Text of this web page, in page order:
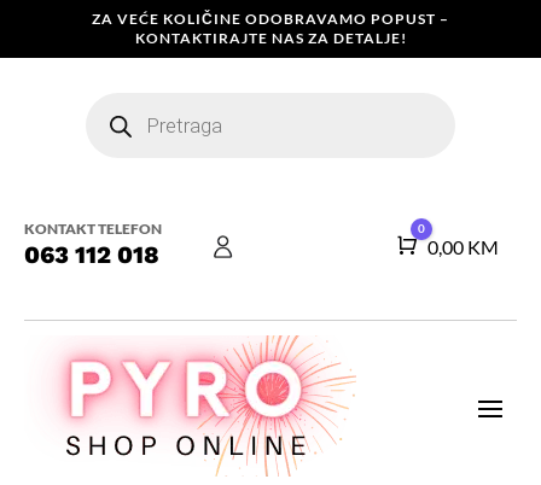
ZA VEĆE KOLIČINE ODOBRAVAMO POPUST –
KONTAKTIRAJTE NAS ZA DETALJE!
search
KONTAKT TELEFON
063 112 018 Košarica
0
0,00 KM